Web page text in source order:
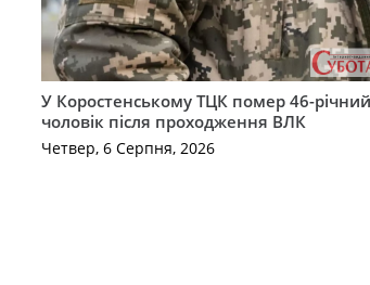
У Коростенському ТЦК помер 46-річний
чоловік після проходження ВЛК
Четвер, 6 Серпня, 2026